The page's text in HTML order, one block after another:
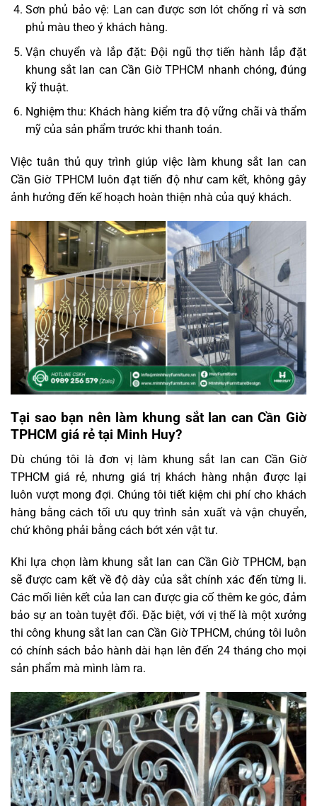
Sơn phủ bảo vệ: Lan can được sơn lót chống rỉ và sơn
phủ màu theo ý khách hàng.
Vận chuyển và lắp đặt: Đội ngũ thợ tiến hành lắp đặt
khung sắt lan can Cần Giờ TPHCM nhanh chóng, đúng
kỹ thuật.
Nghiệm thu: Khách hàng kiểm tra độ vững chãi và thẩm
mỹ của sản phẩm trước khi thanh toán.
Việc tuân thủ quy trình giúp việc làm khung sắt lan can
Cần Giờ TPHCM luôn đạt tiến độ như cam kết, không gây
ảnh hưởng đến kế hoạch hoàn thiện nhà của quý khách.
Tại sao bạn nên làm khung sắt lan can Cần Giờ
TPHCM giá rẻ tại Minh Huy?
Dù chúng tôi là đơn vị làm khung sắt lan can Cần Giờ
TPHCM giá rẻ, nhưng giá trị khách hàng nhận được lại
luôn vượt mong đợi. Chúng tôi tiết kiệm chi phí cho khách
hàng bằng cách tối ưu quy trình sản xuất và vận chuyển,
chứ không phải bằng cách bớt xén vật tư.
Khi lựa chọn làm khung sắt lan can Cần Giờ TPHCM, bạn
sẽ được cam kết về độ dày của sắt chính xác đến từng li.
Các mối liên kết của lan can được gia cố thêm ke góc, đảm
bảo sự an toàn tuyệt đối. Đặc biệt, với vị thế là một xưởng
thi công khung sắt lan can Cần Giờ TPHCM, chúng tôi luôn
có chính sách bảo hành dài hạn lên đến 24 tháng cho mọi
sản phẩm mà mình làm ra.